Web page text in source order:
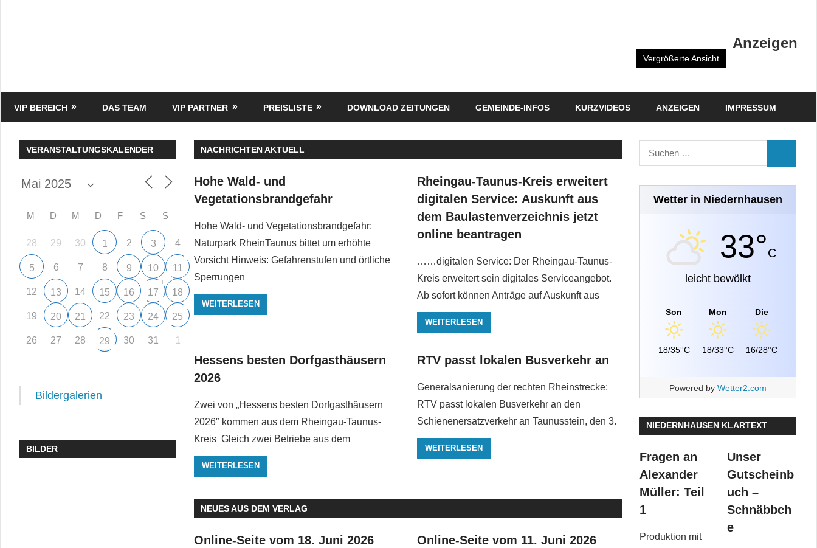
Media
Anzeigen
Vergrößerte Ansicht
VIP BEREICH DAS TEAM VIP PARTNER PREISLISTE DOWNLOAD ZEITUNGEN GEMEINDE-INFOS KURZVIDEOS ANZEIGEN IMPRESSUM
NACHRICHTEN AKTUELL
Hohe Wald- und
Vegetationsbrandgefahr
Hohe Wald- und Vegetationsbrandgefahr:
Naturpark RheinTaunus bittet um erhöhte
Vorsicht Hinweis: Gefahrenstufen und örtliche
Sperrungen
WEITERLESEN
Rheingau-Taunus-Kreis erweitert
digitalen Service: Auskunft aus
dem Baulastenverzeichnis jetzt
online beantragen
……digitalen Service: Der Rheingau-Taunus-
Kreis erweitert sein digitales Serviceangebot.
Ab sofort können Anträge auf Auskunft aus
WEITERLESEN
Hessens besten Dorfgasthäusern
2026
Zwei von „Hessens besten Dorfgasthäusern
2026″ kommen aus dem Rheingau-Taunus-
Kreis Gleich zwei Betriebe aus dem
WEITERLESEN
RTV passt lokalen Busverkehr an
Generalsanierung der rechten Rheinstrecke:
RTV passt lokalen Busverkehr an den
Schienenersatzverkehr an Taunusstein, den 3.
WEITERLESEN
NEUES AUS DEM VERLAG
Online-Seite vom 18. Juni 2026 Online-Seite vom 11. Juni 2026
VERANSTALTUNGSKALENDER
M D M D F S S
28 29 30 1 2 3 4
5 6 7 8 9 10 11
12 13 14 15 16 17
+
18
19 20 21 22 23 24 25
26 27 28 29 30 31 1
Bildergalerien
BILDER
Suchen
nach:
Wetter in Niedernhausen
33°C
leicht bewölkt
Son
18/35°C
Mon
18/33°C
Die
16/28°C
Powered by Wetter2.com
NIEDERNHAUSEN KLARTEXT
Fragen an
Alexander
Müller: Teil
1
Produktion mit
Unser
Gutscheinb
uch –
Schnäbbch
e